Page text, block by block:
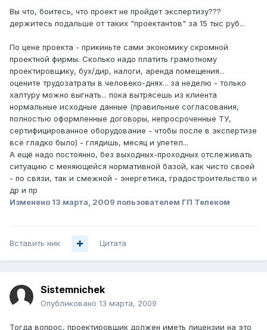
Вы что, боитесь, что проект не пройдет экспертизу???
держитесь подальше от таких "проектантов" за 15 тыс руб...
По цене проекта - прикиньте сами экономику скромной
проектной фирмы. Сколько надо платить грамотному
проектировщику, бух/дир, налоги, аренда помещения...
оцените трудозатраты в человеко-днях... за неделю - только
халтуру можно выгнать... пока вытрясешь из клиента
нормальные исходные данные (правильные согласования,
полностью оформленные договоры, непросроченные ТУ,
сертифицированное оборудование - чтобы после в экспертизе
всё гладко было) - глядишь, месяц и улетел...
А ещё надо постоянно, без выходных-проходных отслеживать
ситуацию с меняющейся нормативной базой, как чисто своей
- по связи, так и смежной - энергетика, градостроительство и
др и пр
Изменено 13 марта, 2009 пользователем ГП Телеком
Вставить ник Цитата
Sistemnichek
Опубликовано 13 марта, 2009
Тогда вопрос, проектировшик должен иметь лицензии на это